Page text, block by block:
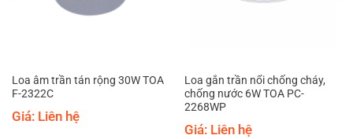
Loa âm trần tán rộng 30W TOA
F-2322C
Giá: Liên hệ
Loa gắn trần nổi chống cháy,
chống nước 6W TOA PC-
2268WP
Giá: Liên hệ